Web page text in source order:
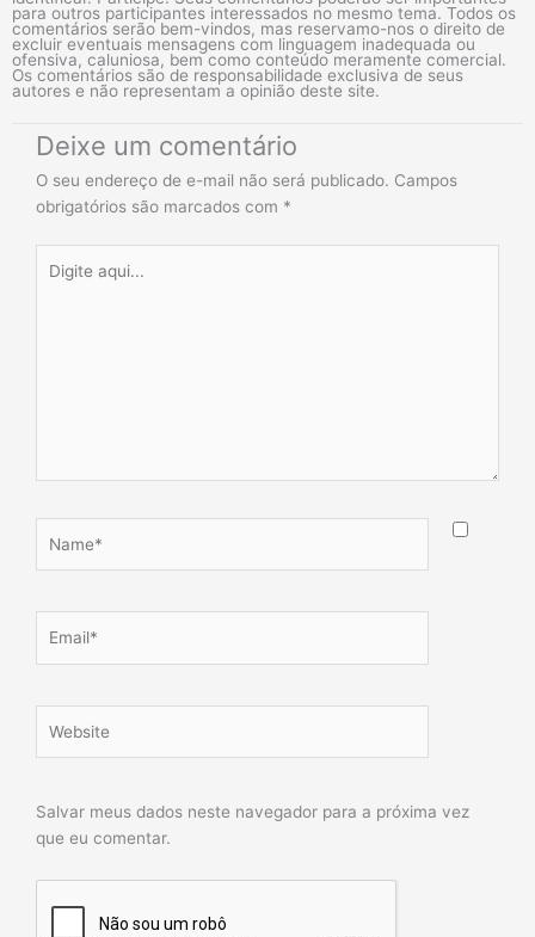
para outros participantes interessados no mesmo tema. Todos os
comentários serão bem-vindos, mas reservamo-nos o direito de
excluir eventuais mensagens com linguagem inadequada ou
ofensiva, caluniosa, bem como conteúdo meramente comercial.
Os comentários são de responsabilidade exclusiva de seus
autores e não representam a opinião deste site.
Deixe um comentário
O seu endereço de e-mail não será publicado. Campos
obrigatórios são marcados com *
aqui...
Salvar meus dados neste navegador para a próxima vez
que eu comentar.